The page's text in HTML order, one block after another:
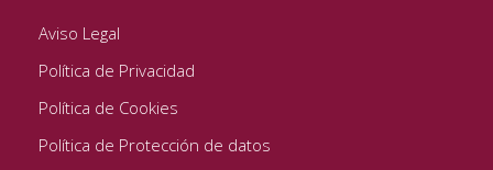
Aviso Legal
Política de Privacidad
Política de Cookies
Política de Protección de datos